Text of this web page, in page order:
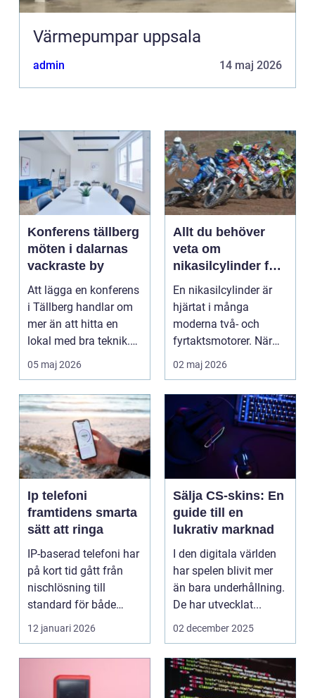
Värmepumpar uppsala
admin 14 maj 2026
Konferens tällberg
möten i dalarnas
vackraste by
Att lägga en konferens
i Tällberg handlar om
mer än att hitta en
lokal med bra teknik.
Den lilla byn...
05 maj 2026
Allt du behöver
veta om
nikasilcylinder för
motorcykel och
snöskoter
En nikasilcylinder är
hjärtat i många
moderna två- och
fyrtaktsmotorer. När
den fungerar som den
02 maj 2026
Ip telefoni
framtidens smarta
sätt att ringa
IP-baserad telefoni har
på kort tid gått från
nischlösning till
standard för både
företag och privat...
12 januari 2026
Sälja CS-skins: En
guide till en
lukrativ marknad
I den digitala världen
har spelen blivit mer
än bara underhållning.
De har utvecklat...
02 december 2025